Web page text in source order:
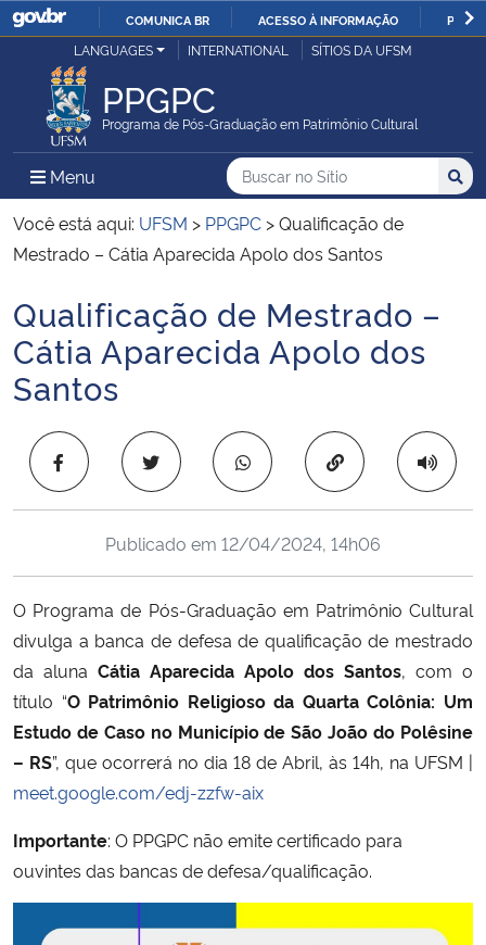
IR
COMUNICA BR ACESSO À INFORMAÇÃO
Ministério da Justiça e Segurança Pública
Ministério da Defesa
Ministério das Relações Exteriores
Ministério da Infraestrutura
Ministério da Agricultura, Pecuária e Abastecimento
Ministério da Educação
Ministério de Minas e Energia
Ministério da Ciência, Tecnologia, Inovações e Comunicações
Ministério do Meio Ambiente
Ministério do Turismo
Ministério do Desenvolvimento Regional
Controladoria-Geral da União
LANGUAGES INTERNATIONAL SÍTIOS DA UFSM
PPGPC
Programa de Pós-Graduação em Patrimônio Cultural
Menu Menu Principal do Sítio
Busca
Buscar no no Sítio
Busca:
Você está aqui: UFSM > PPGPC >Qualificação de
Mestrado – Cátia Aparecida Apolo dos Santos
Início do conteúdo
Qualificação de Mestrado –
Cátia Aparecida Apolo dos
Santos
Copiar para área
Publicado em 12/04/2024, 14h06
O Programa de Pós-Graduação em Patrimônio Cultural
divulga a banca de defesa de qualificação de mestrado
da aluna Cátia Aparecida Apolo dos Santos, com o
título “O Patrimônio Religioso da Quarta Colônia: Um
Estudo de Caso no Município de São João do Polêsine
– RS”, que ocorrerá no dia 18 de Abril, às 14h, na UFSM |
meet.google.com/edj-zzfw-aix
Importante: O PPGPC não emite certificado para
ouvintes das bancas de defesa/qualificação.